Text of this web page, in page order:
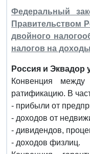
Федеральный
Правительством
двойного
налогов на
Россия и Эквадор
Конвенция
ратификацию. В
- прибыли от
- доходов от
- дивидендов,
- доходов физлиц.